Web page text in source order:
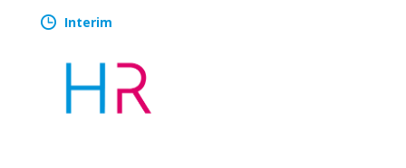
Interim